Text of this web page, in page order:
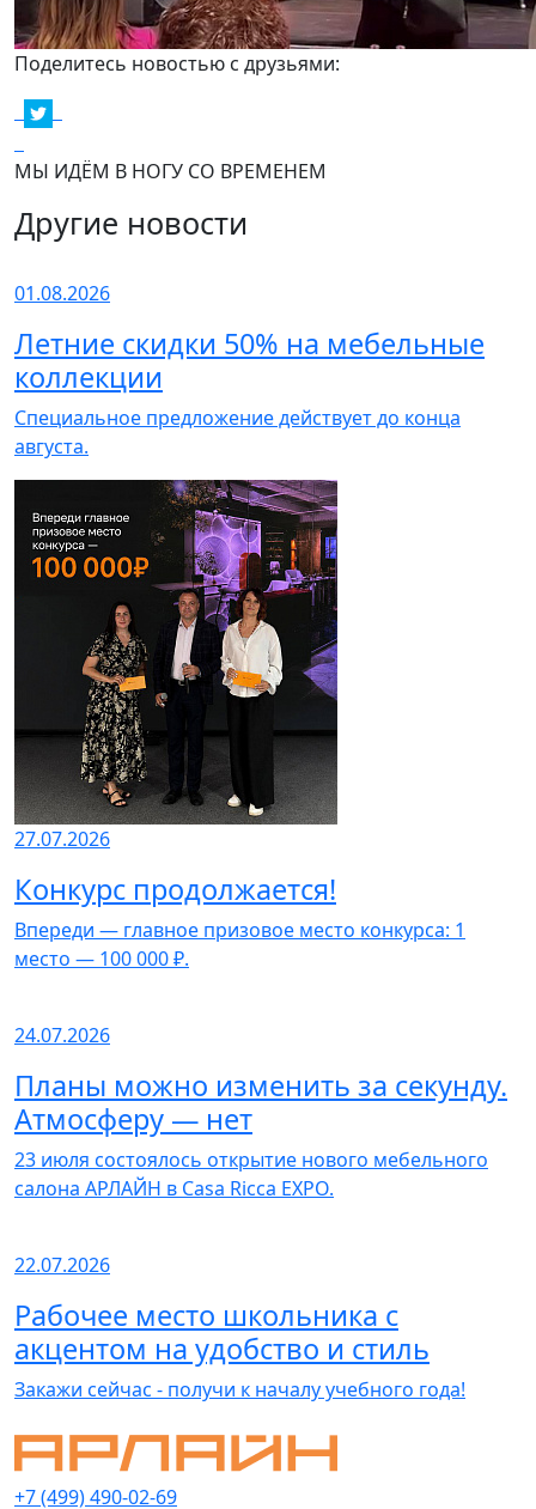
Поделитесь новостью с друзьями:
МЫ ИДЁМ В НОГУ СО ВРЕМЕНЕМ
Другие новости
01.08.2026
Летние скидки 50% на мебельные
коллекции
Специальное предложение действует до конца
августа.
27.07.2026
Конкурс продолжается!
Впереди — главное призовое место конкурса: 1
место — 100 000 ₽.
24.07.2026
Планы можно изменить за секунду.
Атмосферу — нет
23 июля состоялось открытие нового мебельного
салона АРЛАЙН в Casa Ricca EXPO.
22.07.2026
Рабочее место школьника с
акцентом на удобство и стиль
Закажи сейчас - получи к началу учебного года!
+7 (499) 490-02-69